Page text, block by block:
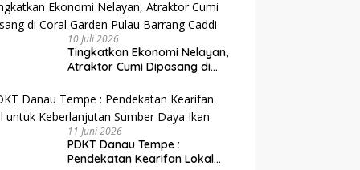
10 Juli 2026
Tingkatkan Ekonomi Nelayan,
Atraktor Cumi Dipasang di
Caddi
11 Juni 2026
PDKT Danau Tempe :
Pendekatan Kearifan Lokal